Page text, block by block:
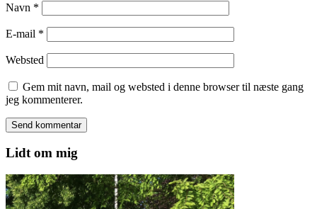
Navn *
E-mail *
Websted
Gem mit navn, mail og websted i denne browser til næste gang
jeg kommenterer.
Lidt om mig